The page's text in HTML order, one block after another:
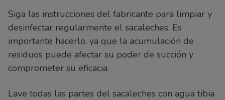
Siga las instrucciones del fabricante para limpiar y
desinfectar regularmente el sacaleches. Es
importante hacerlo, ya que la acumulación de
residuos puede afectar su poder de succión y
comprometer su eficacia.
Lave todas las partes del sacaleches con agua tibia